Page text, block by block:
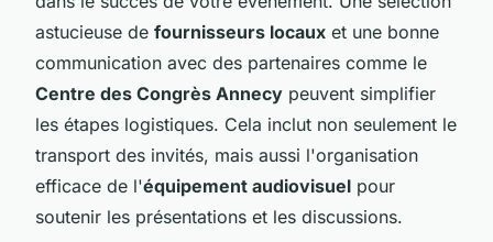
astucieuse de fournisseurs locaux et une bonne
communication avec des partenaires comme le
Centre des Congrès Annecy peuvent simplifier
les étapes logistiques. Cela inclut non seulement le
transport des invités, mais aussi l'organisation
efficace de l'équipement audiovisuel pour
soutenir les présentations et les discussions.